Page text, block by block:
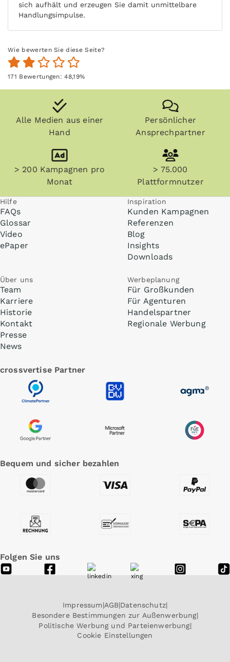
sich aufhält und erzeugen Sie damit unmittelbare
Handlungsimpulse.
Wie bewerten Sie diese Seite?
171 Bewertungen:48,19%
Alle Medien aus einer
Hand
Persönlicher
Ansprechpartner
> 200 Kampagnen pro
Monat
> 75.000
Plattformnutzer
Hilfe
FAQs
Glossar
Video
ePaper
Inspiration
Kunden Kampagnen
Referenzen
Blog
Insights
Downloads
Über uns
Team
Karriere
Historie
Kontakt
Presse
News
Werbeplanung
Für Großkunden
Für Agenturen
Handelspartner
Regionale Werbung
crossvertise Partner
Bequem und sicher bezahlen
Folgen Sie uns
Impressum AGB Datenschutz
Besondere Bestimmungen zur Außenwerbung
Politische Werbung und Parteienwerbung
Cookie Einstellungen